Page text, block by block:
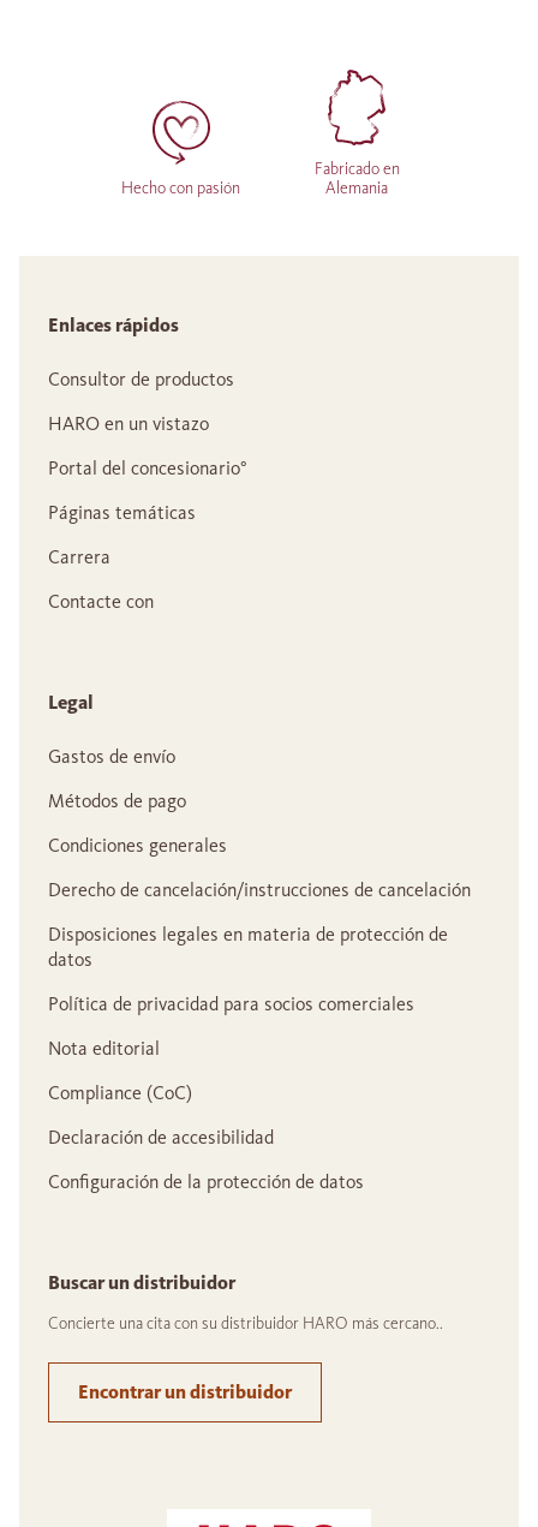
Hecho con pasión
Fabricado en
Alemania
Enlaces rápidos
Consultor de productos
HARO en un vistazo
Portal del concesionario°
Páginas temáticas
Carrera
Contacte con
Legal
Gastos de envío
Métodos de pago
Condiciones generales
Derecho de cancelación/instrucciones de cancelación
Disposiciones legales en materia de protección de
datos
Política de privacidad para socios comerciales
Nota editorial
Compliance (CoC)
Declaración de accesibilidad
Configuración de la protección de datos
Buscar un distribuidor
Concierte una cita con su distribuidor HARO más cercano..
Encontrar un distribuidor